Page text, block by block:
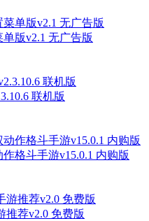
版v2.1 无广告版
联机版
格斗手游v15.0.1 内购版
推荐v2.0 免费版